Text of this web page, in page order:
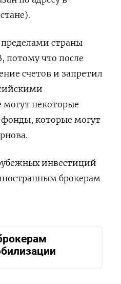
страны
потому что после
счетов и запретил
некоторые
фонды, которые могут
инвестиций
брокерам